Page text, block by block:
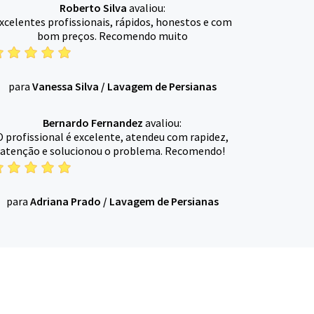
Roberto Silva avaliou:
profissionais, rápidos, honestos e com
bom preços. Recomendo muito
para Vanessa Silva / Lavagem de Persianas
Bernardo Fernandez avaliou:
profissional é excelente, atendeu com rapidez,
atenção e solucionou o problema. Recomendo!
para Adriana Prado / Lavagem de Persianas